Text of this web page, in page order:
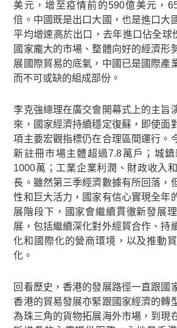
美元，增至疫情前的590億美元，
倍。中國既是出口大國，也是進口大
平均增速高於出口，去年進口佔全球
國家龐大的市場、整體向好的經濟形
展國際貿易的底氣，中國已是國際產
而不可或缺的組成部份。
李克強總理在廣交會開幕式上的主旨
來，國家經濟持續穩定復蘇，即使面
項主要宏觀指標仍在合理區間運行。
新註冊市場主體超過7.8萬戶；城
1000萬；工業企業利潤、財政收入
長。雖然第三季經濟數據有所回落，
性和巨大活力，國家有信心實現全年
展階段下，國家會繼續貫徹新發展
展，包括繼續深化對外經貿合作、持
化和國際化的營商環境，以及推動
化。
回看歷史，香港的發展路徑一直跟國
香港的貿易發展亦緊跟國家經濟的轉
為珠三角的貨物拓展海外市場，到現